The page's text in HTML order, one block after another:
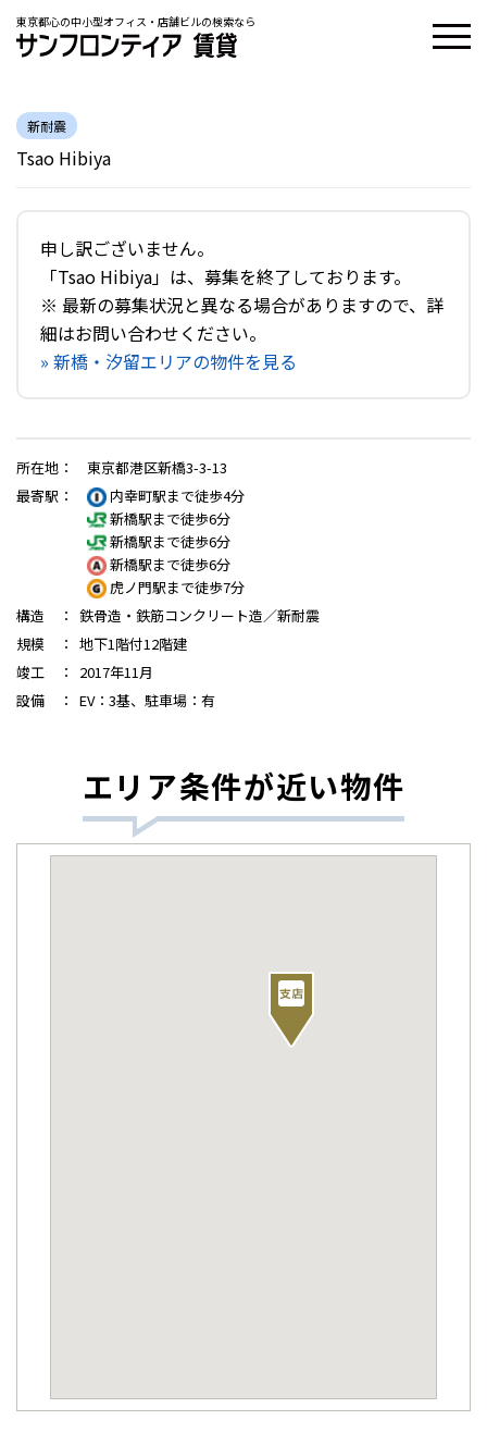
東京都心の中小型オフィス・店舗ビルの検索なら
新耐震
Tsao Hibiya
申し訳ございません。
「Tsao Hibiya」は、募集を終了しております。
※ 最新の募集状況と異なる場合がありますので、詳
細はお問い合わせください。
» 新橋・汐留エリアの物件を見る
所在地 ：
東京都港区新橋3-3-13
最寄駅 ：
内幸町駅まで徒歩4分
新橋駅まで徒歩6分
新橋駅まで徒歩6分
新橋駅まで徒歩6分
虎ノ門駅まで徒歩7分
構造
： 鉄骨造・鉄筋コンクリート造／新耐震
規模
： 地下1階付12階建
竣工
：
2017年11月
設備
： EV：3基、駐車場：有
エリア条件が近い物件